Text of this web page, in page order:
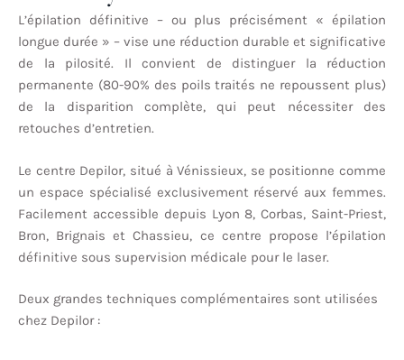
L’épilation définitive – ou plus précisément « épilation
longue durée » – vise une réduction durable et significative
de la pilosité. Il convient de distinguer la réduction
permanente (80-90% des poils traités ne repoussent plus)
de la disparition complète, qui peut nécessiter des
retouches d’entretien.
Le centre Depilor, situé à Vénissieux, se positionne comme
un espace spécialisé exclusivement réservé aux femmes.
Facilement accessible depuis Lyon 8, Corbas, Saint-Priest,
Bron, Brignais et Chassieu, ce centre propose l’épilation
définitive sous supervision médicale pour le laser.
Deux grandes techniques complémentaires sont utilisées
chez Depilor :